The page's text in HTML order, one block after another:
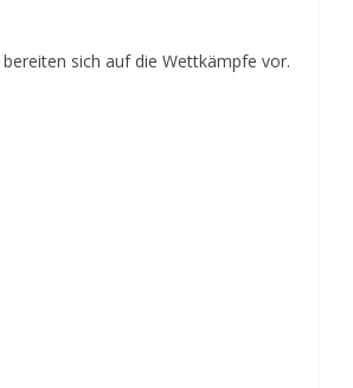
sich auf die Wettkämpfe vor.